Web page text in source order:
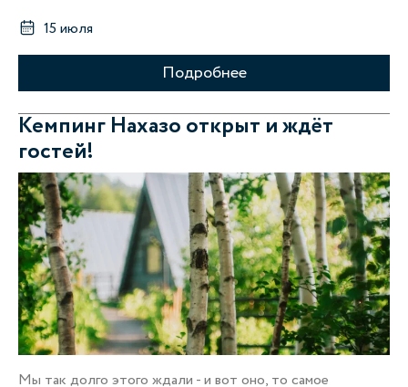
15 июля
Подробнее
Кемпинг Нахазо открыт и ждёт
гостей!
Мы так долго этого ждали - и вот оно, то самое